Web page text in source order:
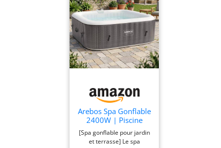
Arebos Spa Gonflable
2400W | Piscine
d'extérieur | pour 6
Personnes
[Spa gonflable pour jardin
et terrasse] Le spa